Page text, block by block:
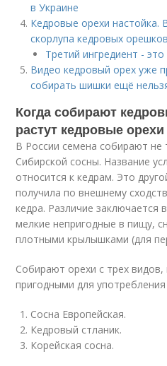
в Украине
Кедровые орехи настойка.
скорлупа кедровых
Третий ингредиент -
Видео кедровый орех уже
собирать шишки ещё
Когда собирают
растут кедровые орехи
В России семена собирают не
Сибирской сосны. Название
относится к кедрам. Это
получила по внешнему
кедра. Различие заключается
мелкие непригодные в пищу,
плотными крылышками (для
Собирают орехи с трех
пригодными для
Сосна Европейская.
Кедровый стланик.
Корейская сосна.